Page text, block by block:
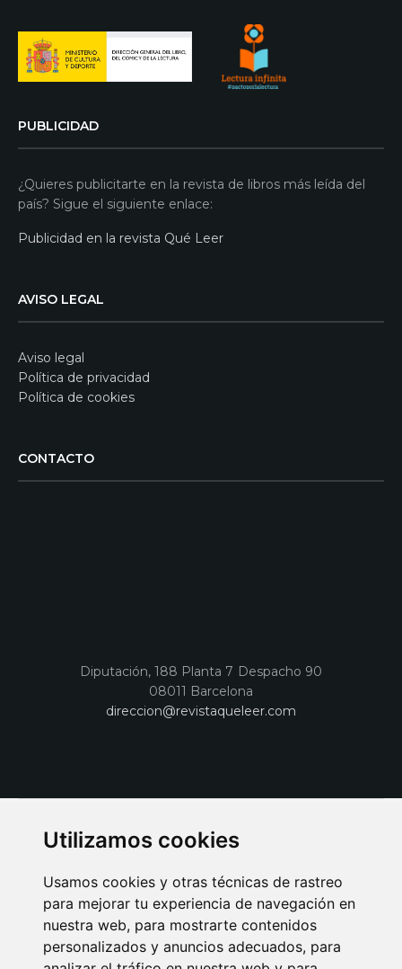
Utilizamos cookies
Usamos cookies y otras técnicas de rastreo
para mejorar tu experiencia de navegación en
nuestra web, para mostrarte contenidos
personalizados y anuncios adecuados, para
PUBLICIDAD
¿Quieres publicitarte en la revista de libros más leída del
país? Sigue el siguiente enlace:
Publicidad en la revista Qué Leer
AVISO LEGAL
Aviso legal
Política de privacidad
Política de cookies
CONTACTO
Diputación, 188 Planta 7 Despacho 90
08011 Barcelona
direccion@revistaqueleer.com